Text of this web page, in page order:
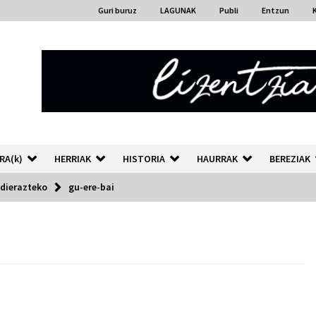
Guri buruz LAGUNAK Publi Entzun
HERRIAK HISTORIA HAURRAK BEREZIAK
gu-ere-bai